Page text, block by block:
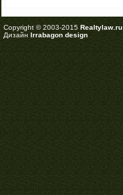
Copyright © 2003-2015 Realtylaw.ru
Дизайн Irrabagon design